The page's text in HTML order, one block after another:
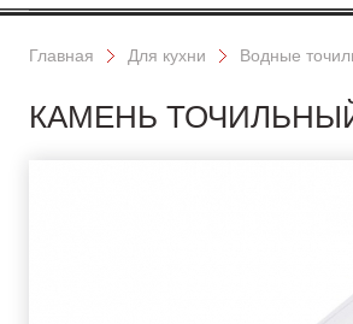
Главная Для кухни Водные
КАМЕНЬ ТОЧИЛЬНЫЙ